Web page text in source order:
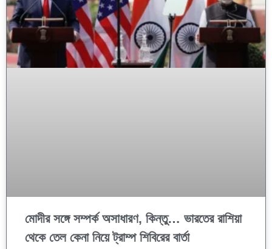
মোদীর সঙ্গে সম্পর্ক অসাধারণ, কিন্তু… ভারতের রাশিয়া
থেকে তেল কেনা নিয়ে ট্রাম্প শিবিরের বার্তা